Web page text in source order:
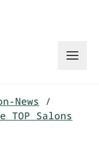
News
/
TOP Salons